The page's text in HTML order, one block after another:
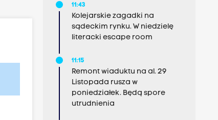
11:43
Kolejarskie zagadki na
sądeckim rynku. W niedzielę
literacki escape room
11:15
Remont wiaduktu na al. 29
Listopada rusza w
poniedziałek. Będą spore
utrudnienia